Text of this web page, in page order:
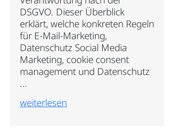
DSGVO. Dieser Überblick
erklärt, welche konkreten Regeln
für E-Mail-Marketing,
Datenschutz Social Media
Marketing, cookie consent
management und Datenschutz
...
weiterlesen